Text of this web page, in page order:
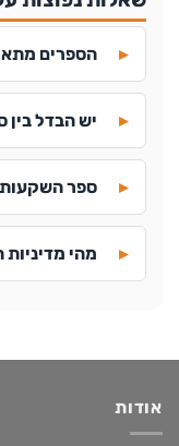
הספרים
יש הבדל בין
ספר השקעות
מהי
אודות